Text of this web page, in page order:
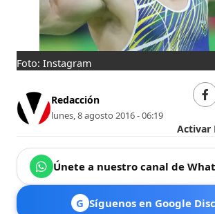
Foto: Instagram
Redacción
lunes, 8 agosto 2016 - 06:19
Activar
Únete a nuestro canal de
G Síguenos en Google